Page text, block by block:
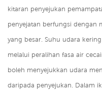
kitaran penyejukan
penyejatan berfungsi dengan
yang besar. Suhu udara
melalui peralihan fasa air
boleh menyejukkan udara
daripada penyejukan. Dalam